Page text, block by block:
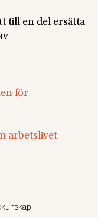
till en del ersätta
för
arbetslivet